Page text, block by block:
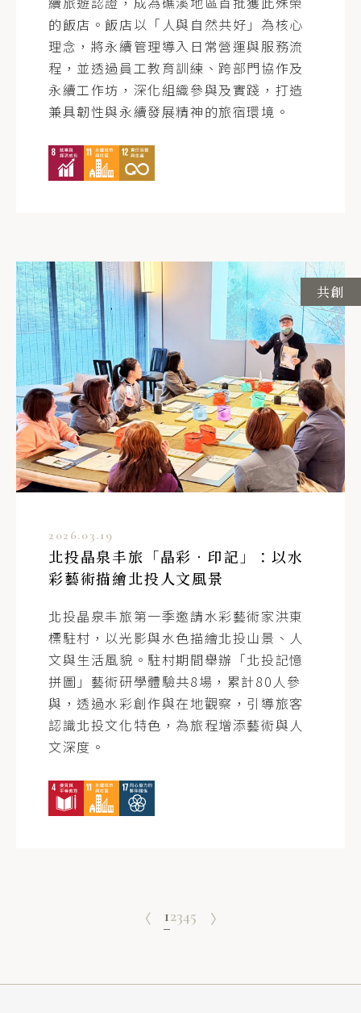
的飯店。飯店以「人與自然共好」為核心
理念，將永續管理導入日常營運與服務流
程，並透過員工教育訓練、跨部門協作及
永續工作坊，深化組織參與及實踐，打造
兼具韌性與永續發展精神的旅宿環境。
共創
2026.03.19
北投晶泉丰旅「晶彩．印記」：以水
彩藝術描繪北投人文風景
北投晶泉丰旅第一季邀請水彩藝術家洪東
標駐村，以光影與水色描繪北投山景、人
文與生活風貌。駐村期間舉辦「北投記憶
拼圖」藝術研學體驗共8場，累計80人參
與，透過水彩創作與在地觀察，引導旅客
認識北投文化特色，為旅程增添藝術與人
文深度。
12345